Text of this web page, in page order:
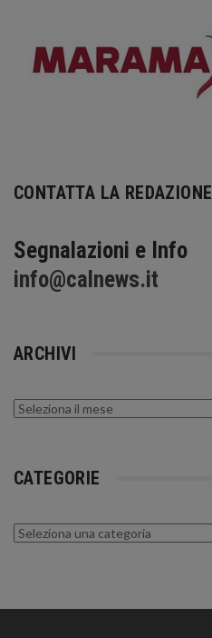
CONTATTA LA REDAZIONE
Segnalazioni e Info
info@calnews.it
ARCHIVI
Archivi
CATEGORIE
Categorie